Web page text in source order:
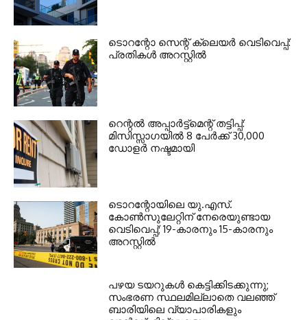
ടൊറന്റോ സെന്റ് ക്ലെയര്‍ വെടിവെപ്പ്:
പ്രതികള്‍ അറസ്റ്റില്‍
റെന്റല്‍ അപ്പാര്‍ട്ട്‌മെന്റ് തട്ടിപ്പ്:
മിസിസ്സാഗയില്‍ 8 പേര്‍ക്ക് 30,000
ഡോളര്‍ നഷ്ടമായി
ടൊറന്റോയിലെ യു.എസ്.
കോൺസുലേറ്റിന് നേരെയുണ്ടായ
വെടിവെപ്പ്; 19-കാരനും 15-കാരനും
അറസ്റ്റിൽ
പഴയ ടയറുകള്‍ കെട്ടിക്കിടക്കുന്നു;
സംഭരണ സ്ഥലമില്ലാതെ വലഞ്ഞ്
ബാരിയിലെ വ്യാപാരികളും